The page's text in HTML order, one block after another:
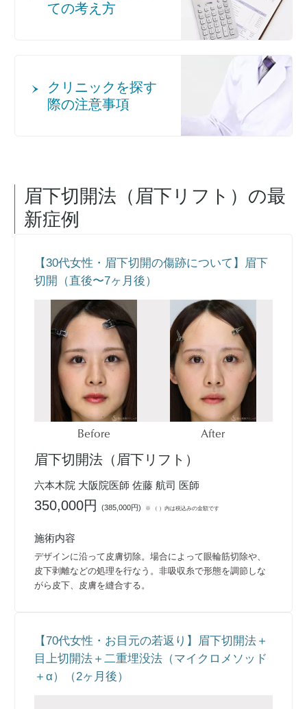
ての考え方
クリニックを探す
際の注意事項
眉下切開法（眉下リフト） の最
新症例
【30代女性・眉下切開の傷跡について】眉下
切開（直後〜7ヶ月後）
Before After
眉下切開法（眉下リフト）
六本木院 大阪院医師 佐藤 航司 医師
350,000円(385,000円) ※ （ ）内は税込みの金額です
施術内容
デザインに沿って皮膚切除。場合によって眼輪筋切除や、
皮下剥離などの処理を行なう。非吸収糸で形態を調節しな
がら皮下、皮膚を縫合する。
【70代女性・お目元の若返り】眉下切開法＋
目上切開法＋二重埋没法（マイクロメソッド
＋α）（2ヶ月後）